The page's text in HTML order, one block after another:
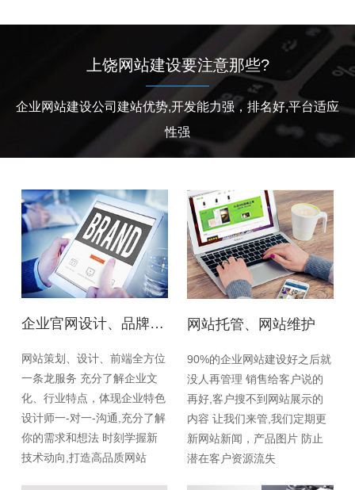
上饶网站建设要注意那些?
企业网站建设公司建站优势,开发能力强，排名好,平台适应
性强
企业官网设计、品牌网站设计
网站策划、设计、前端全方位
一条龙服务 充分了解企业文
化、行业特点，体现企业特色
设计师一-对一-沟通,充分了解
你的需求和想法 时刻学握新
技术动向,打造高品质网站
网站托管、网站维护
90%的企业网站建设好之后就
没人再管理 销售给客户说的
再好,客户搜不到网站展示的
内容 让我们来管,我们定期更
新网站新闻，产品图片 防止
潜在客户资源流失